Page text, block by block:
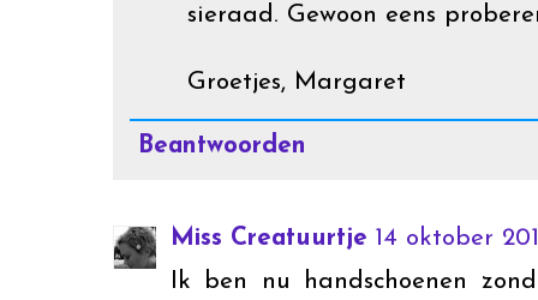
sieraad. Gewoon eens
Groetjes, Margaret
Beantwoorden
Miss Creatuurtje 14 oktober
Ik ben nu handschoenen